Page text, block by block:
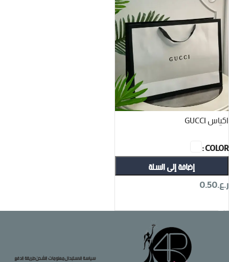
اكياس GUCCI
COLOR
إضافة إلى السلة
ر.ع.0.50
سياسة الاستبدالمعلومات الشحنطريقة الدفع